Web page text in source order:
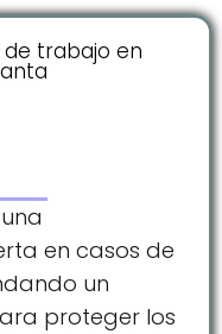
en casos de
un
proteger los